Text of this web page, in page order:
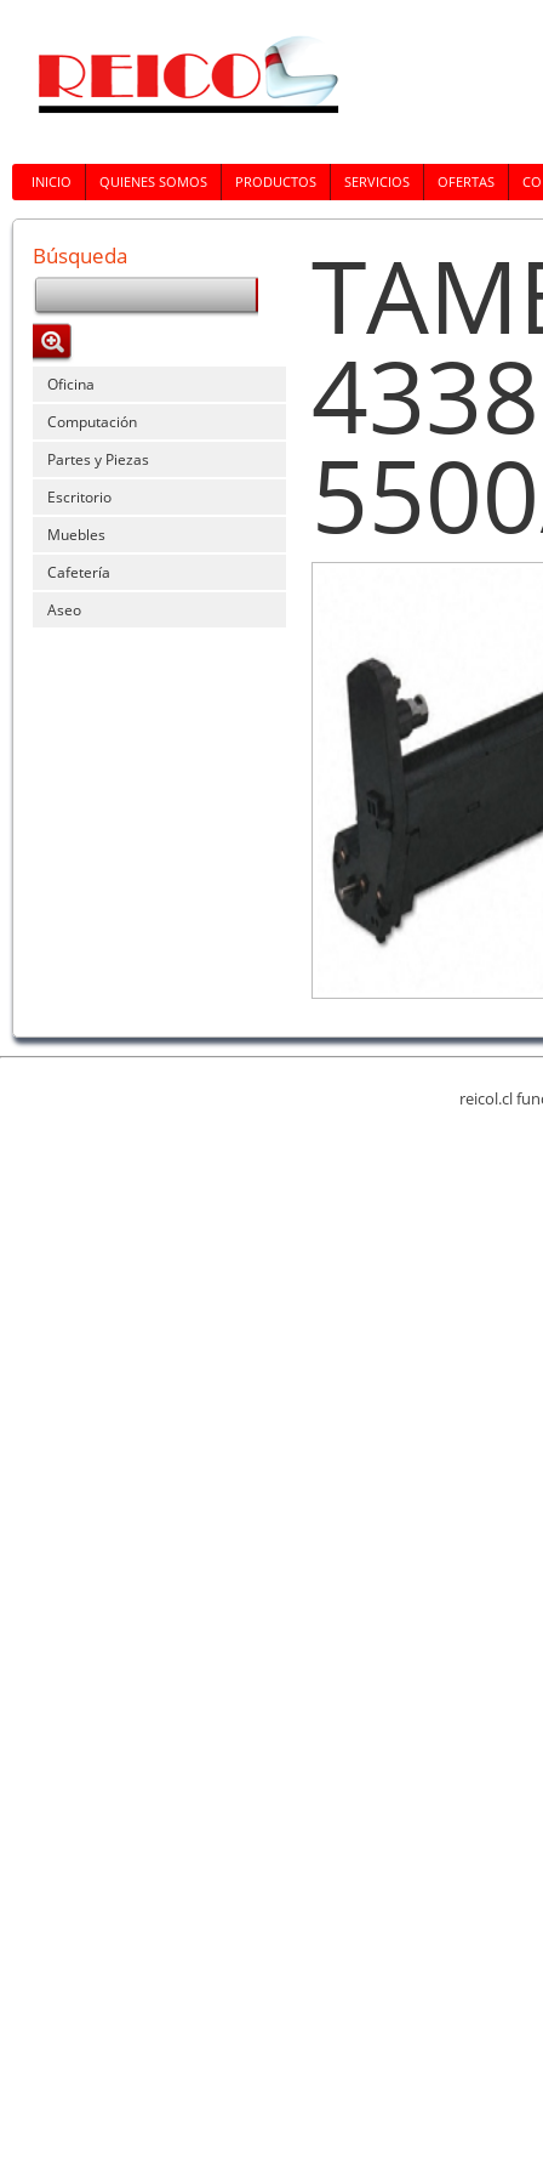
INICIO QUIENES SOMOS PRODUCTOS SERVICIOS OFERTAS
Búsqueda
Oficina
Computación
Partes y Piezas
Escritorio
Muebles
Cafetería
Aseo
reicol.cl